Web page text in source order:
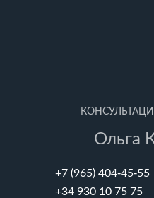
Ольга
+7 (965) 404-45-55
+34 930 10 75 75